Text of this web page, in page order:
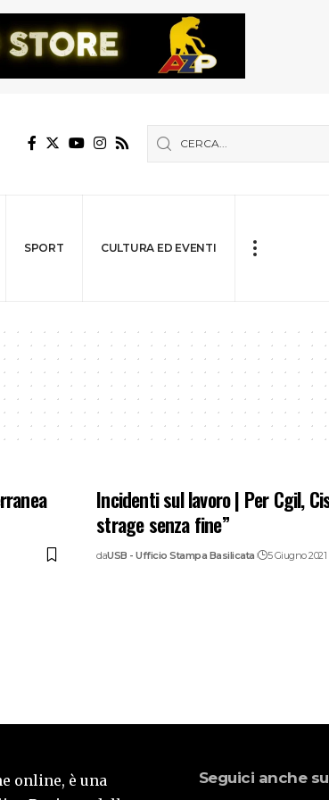
SPORT CULTURA ED EVENTI
Incidenti sul lavoro | Per Cgil,
strage senza fine”
daUSB - Ufficio Stampa Basilicata 5 Giugno 2021
online, è una
Seguici anche